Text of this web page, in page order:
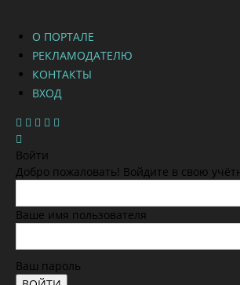
О ПОРТАЛЕ
РЕКЛАМОДАТЕЛЮ
КОНТАКТЫ
ВХОД
Войти
Добро пожаловать! Войдите в свою
Ваше имя пользователя
Ваш пароль